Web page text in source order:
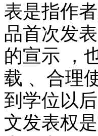
表是指作
品首次发
的宣示 ，
载 、合理
到学位以
文发表权